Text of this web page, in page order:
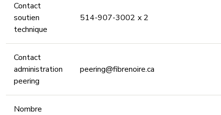
Contact
soutien
technique
514-907-3002 x 2
Contact
administration
peering
peering@fibrenoire.ca
Nombre